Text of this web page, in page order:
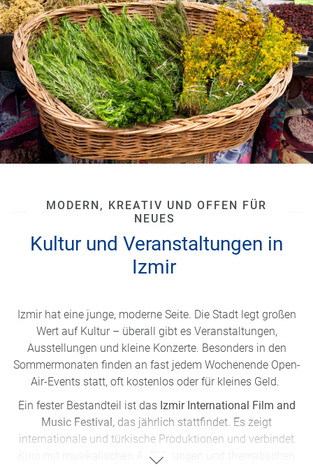
MODERN, KREATIV UND OFFEN FÜR
NEUES
Kultur und Veranstaltungen in
Izmir
Izmir hat eine junge, moderne Seite. Die Stadt legt großen
Wert auf Kultur – überall gibt es Veranstaltungen,
Ausstellungen und kleine Konzerte. Besonders in den
Sommermonaten finden an fast jedem Wochenende Open-
Air-Events statt, oft kostenlos oder für kleines Geld.
Ein fester Bestandteil ist das Izmir International Film and
Music Festival, das jährlich stattfindet. Es zeigt
internationale und türkische Produktionen und verbindet
Kino mit musikalischen Aufführungen und thematischen